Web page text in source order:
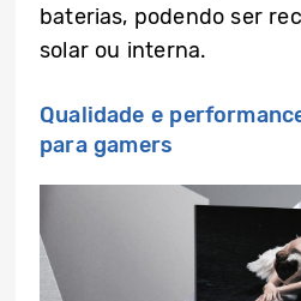
baterias, podendo ser
solar ou interna.
Qualidade e
para gamers